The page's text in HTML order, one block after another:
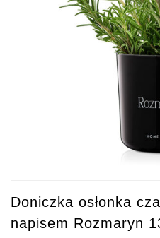
Doniczka osłonka
napisem Rozmaryn